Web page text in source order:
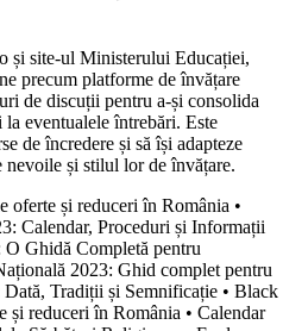
și site-ul Ministerului Educației,
precum platforme de învățare
de discuții pentru a-și consolida
eventualele întrebări. Este
de încredere și să își adapteze
nevoile și stilul lor de învățare.
oferte și reduceri în România •
Calendar, Proceduri și Informații
Ghidă Completă pentru
2023: Ghid complet pentru
Tradiții și Semnificație • Black
și reduceri în România • Calendar